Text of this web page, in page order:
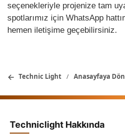
seçenekleriyle projenize tam
spotlarımız için WhatsApp
hemen iletişime geçebilirsiniz.
← Technic Light / Anasayfaya Dön
Techniclight Hakkında